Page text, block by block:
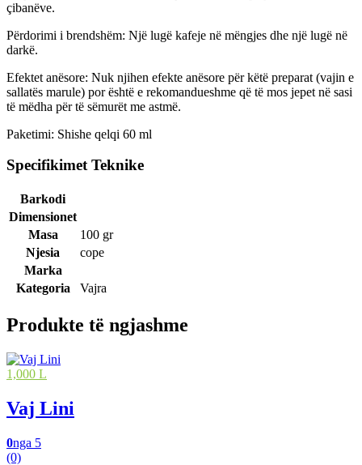
çibanëve.
Përdorimi i brendshëm: Një lugë kafeje në mëngjes dhe një lugë në
darkë.
Efektet anësore: Nuk njihen efekte anësore për këtë preparat (vajin e
sallatës marule) por është e rekomandueshme që të mos jepet në sasi
të mëdha për të sëmurët me astmë.
Paketimi: Shishe qelqi 60 ml
Specifikimet Teknike
Barkodi
Dimensionet
Masa
100 gr
Njesia
cope
Marka
Kategoria
Vajra
Produkte të ngjashme
1,000 L
Vaj Lini
0nga 5
(0)